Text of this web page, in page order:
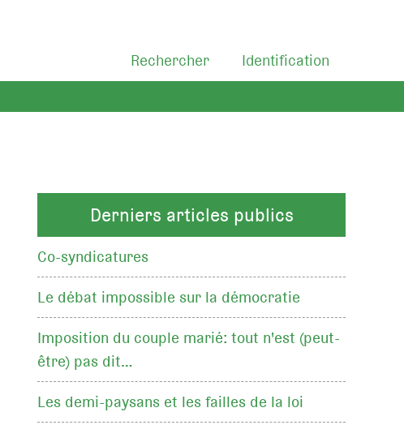
Identification
Rechercher
Derniers articles publics
Co-syndicatures
Le débat impossible sur la démocratie
Imposition du couple marié: tout n'est (peut-
être) pas dit…
Les demi-paysans et les failles de la loi